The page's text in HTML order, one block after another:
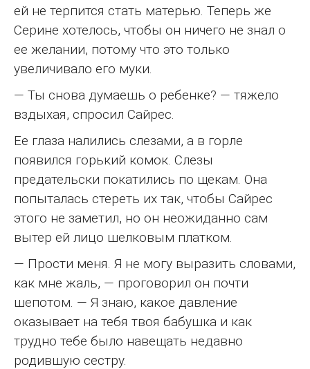
ей не терпится стать матерью. Теперь же
Серине хотелось, чтобы он ничего не знал о
ее желании, потому что это только
увеличивало его муки.
— Ты снова думаешь о ребенке? — тяжело
вздыхая, спросил Сайрес.
Ее глаза налились слезами, а в горле
появился горький комок. Слезы
предательски покатились по щекам. Она
попыталась стереть их так, чтобы Сайрес
этого не заметил, но он неожиданно сам
вытер ей лицо шелковым платком.
— Прости меня. Я не могу выразить словами,
как мне жаль, — проговорил он почти
шепотом. — Я знаю, какое давление
оказывает на тебя твоя бабушка и как
трудно тебе было навещать недавно
родившую сестру.